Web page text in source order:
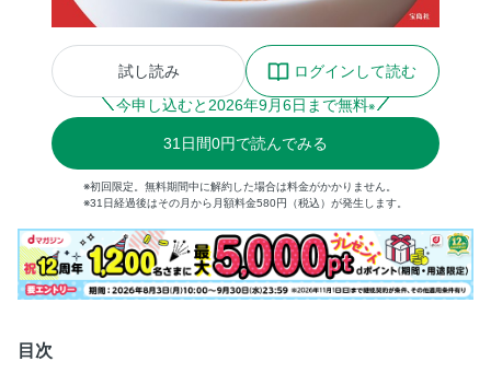
試し読み
ログインして読む
今申し込むと 2026年9月6日まで無料※
31 日間0円で読んでみる
※初回限定。無料期間中に解約した場合は料金がかかりません。
※31日経過後はその月から月額料金580円（税込）が発生します。
目次